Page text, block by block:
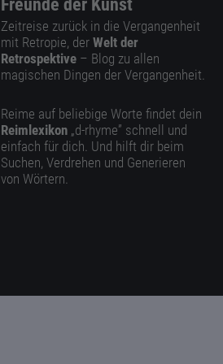
Freunde der Kunst
Zeitreise zurück in die Vergangenheit
mit Retropie, der Welt der
Retrospektive – Blog zu allen
magischen Dingen der Vergangenheit.
Reime auf beliebige Worte findet dein
Reimlexikon „d-rhyme” schnell und
einfach für dich. Und hilft dir beim
Suchen, Verdrehen und Generieren
von Wörtern.